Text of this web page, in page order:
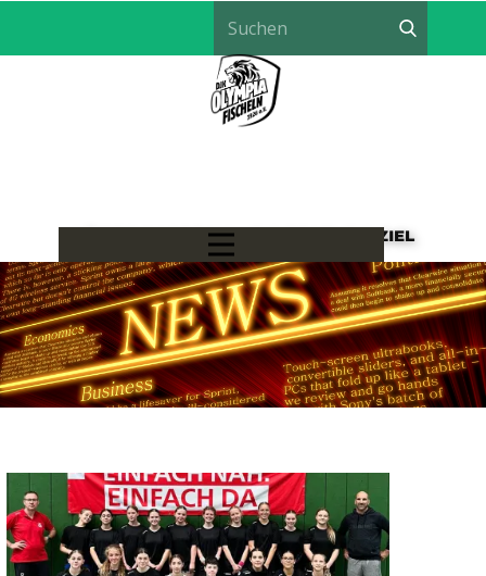
LÖWEN HANDBALL - EIN TEAM, EIN ZIEL